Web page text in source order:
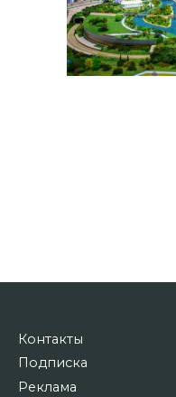
Контакты
Подписка
Реклама